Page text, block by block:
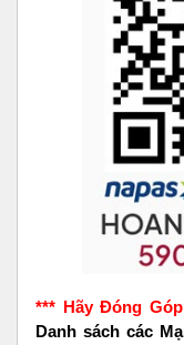
*** Hãy Đóng
Danh sách các